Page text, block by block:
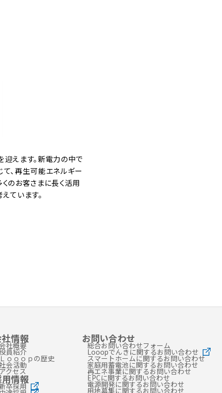
えます。新電力の中で
て、再生可能エネルギー
のお客さまに長く活用
ています。
情報
社概要
役員紹介
Ｌｏｏｏｐの歴史
会活動
アクセス
情報
卒採用
お問い合わせ
総合お問い合わせフォーム
Looopでんきに関するお問い合わせ
スマートホームに関するお問い合わせ
家庭用蓄電池に関するお問い合わせ
再エネ事業に関するお問い合わせ
EPCに関するお問い合わせ
電源開発に関するお問い合わせ
用地募集に関するお問い合わせ